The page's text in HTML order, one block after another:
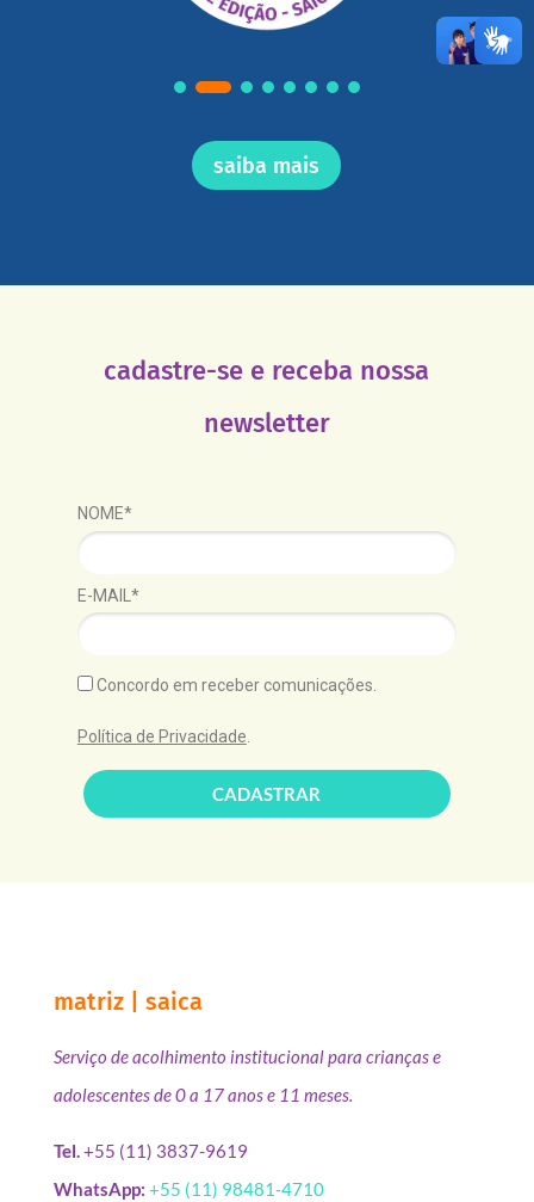
saiba mais
cadastre-se e receba nossa
newsletter
NOME*
E-MAIL*
Concordo em receber comunicações.
Política de Privacidade.
CADASTRAR
matriz | saica
Serviço de acolhimento institucional para crianças e
adolescentes de 0 a 17 anos e 11 meses.
Tel.+55 (11) 3837-9619
WhatsApp: +55 (11) 98481-4710